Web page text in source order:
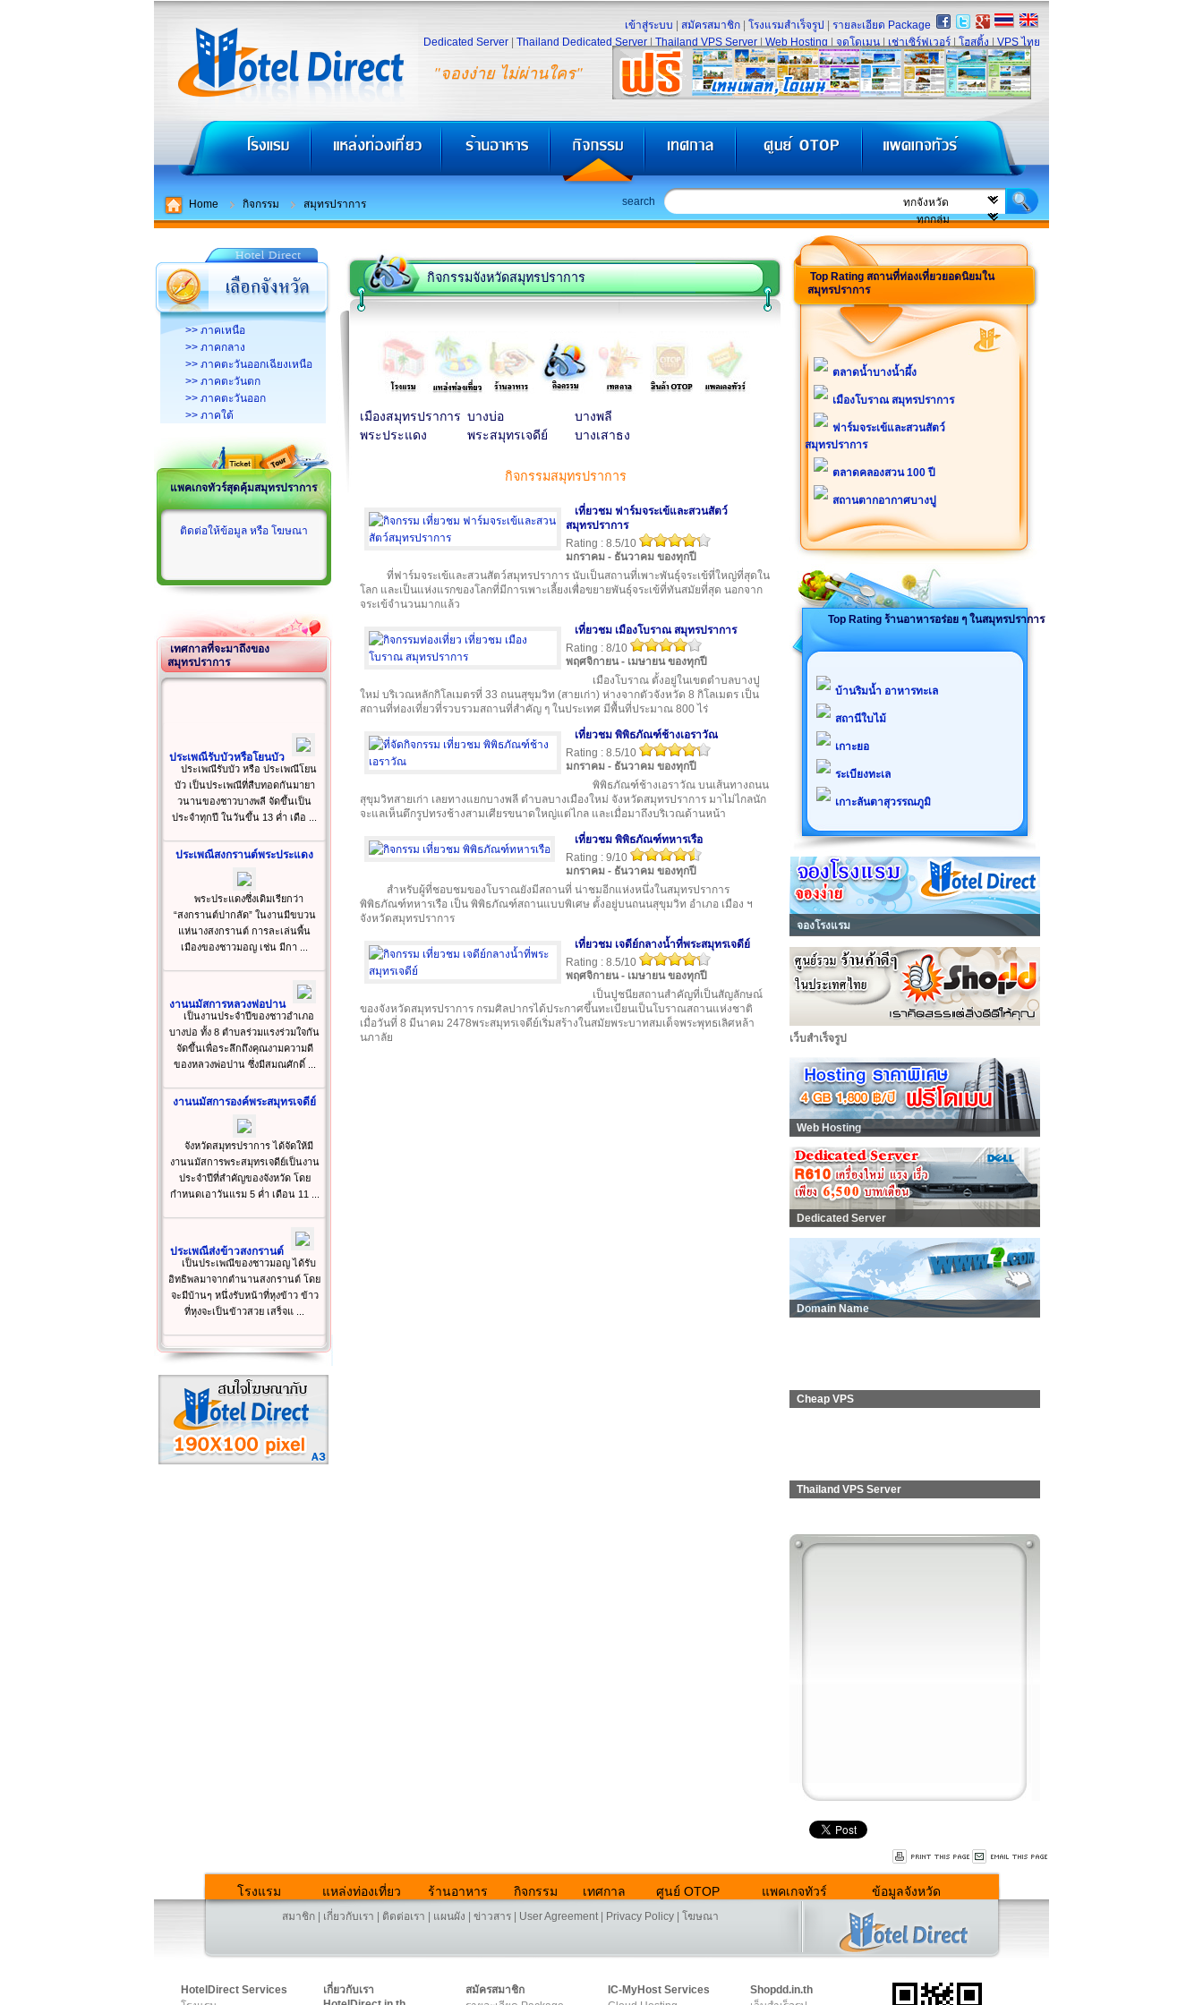
"จองง่าย ไม่ผ่านใคร"
เข้าสู่ระบบ สมัครสมาชิก โรงแรมสำเร็จรูป
รายละเอียด Package
Dedicated Server
Thailand Dedicated Server Thailand VPS Server Web Hosting จดโดเมน เช่าเซิร์ฟเวอร์ โฮสติ้ง VPS ไทย
Home กิจกรรม สมุทรปราการ search
>> ภาคเหนือ
>> ภาคกลาง
>> ภาคตะวันออกเฉียงเหนือ
>> ภาคตะวันตก
>> ภาคตะวันออก
>> ภาคใต้
แพคเกจทัวร์สุดคุ้มสมุทรปราการ
ติดต่อให้ข้อมูล หรือ โฆษณา
เทศกาลที่จะมาถึงของ
สมุทรปราการ
ประเพณีรับบัวหรือโยนบัว
ประเพณีรับบัว หรือ ประเพณีโยน
บัว เป็นประเพณีที่สืบทอดกันมายา
วนานของชาวบางพลี จัดขึ้นเป็น
ประจำทุกปี ในวันขึ้น 13 ค่ำ เดือ ...
ประเพณีสงกรานต์พระประแดง
พระประแดงซึ่งเดิมเรียกว่า
“สงกรานต์ปากลัด” ในงานมีขบวน
แห่นางสงกรานต์ การละเล่นพื้น
เมืองของชาวมอญ เช่น มีกา ...
งานนมัสการหลวงพ่อปาน
เป็นงานประจำปีของชาวอำเภอ
บางบ่อ ทั้ง 8 ตำบลร่วมแรงร่วมใจกัน
จัดขึ้นเพื่อระลึกถึงคุณงามความดี
ของหลวงพ่อปาน ซึ่งมีสมณศักดิ์ ...
งานนมัสการองค์พระสมุทรเจดีย์
จังหวัดสมุทรปราการ ได้จัดให้มี
งานนมัสการพระสมุทรเจดีย์เป็นงาน
ประจำปีที่สำคัญของจังหวัด โดย
กำหนดเอาวันแรม 5 ค่ำ เดือน 11 ...
ประเพณีส่งข้าวสงกรานต์
เป็นประเพณีของชาวมอญ ได้รับ
อิทธิพลมาจากตำนานสงกรานต์ โดย
จะมีบ้านๆ หนึ่งรับหน้าที่หุงข้าว ข้าว
ที่หุงจะเป็นข้าวสวย เสร็จแ ...
กิจกรรมจังหวัดสมุทรปราการ
เมืองสมุทรปราการ บางบ่อ
บางพลี
พระประแดง
พระสมุทรเจดีย์ บางเสาธง
กิจกรรมสมุทรปราการ
เที่ยวชม ฟาร์มจระเข้และสวนสัตว์
สมุทรปราการ
Rating : 8.5/10
มกราคม - ธันวาคม ของทุกปี
ที่ฟาร์มจระเข้และสวนสัตว์สมุทรปราการ นับเป็นสถานที่เพาะพันธุ์จระเข้ที่ใหญ่ที่สุดใน
โลก และเป็นแห่งแรกของโลกที่มีการเพาะเลี้ยงเพื่อขยายพันธุ์จระเข้ที่ทันสมัยที่สุด นอกจาก
จระเข้จำนวนมากแล้ว
เที่ยวชม เมืองโบราณ สมุทรปราการ
Rating : 8/10
พฤศจิกายน - เมษายน ของทุกปี
เมืองโบราณ ตั้งอยู่ในเขตตำบลบางปู
ใหม่ บริเวณหลักกิโลเมตรที่ 33 ถนนสุขุมวิท (สายเก่า) ห่างจากตัวจังหวัด 8 กิโลเมตร เป็น
สถานที่ท่องเที่ยวที่รวบรวมสถานที่สำคัญ ๆ ในประเทศ มีพื้นที่ประมาณ 800 ไร่
เที่ยวชม พิพิธภัณฑ์ช้างเอราวัณ
Rating : 8.5/10
มกราคม - ธันวาคม ของทุกปี
พิพิธภัณฑ์ช้างเอราวัณ บนเส้นทางถนน
สุขุมวิทสายเก่า เลยทางแยกบางพลี ตำบลบางเมืองใหม่ จังหวัดสมุทรปราการ มาไม่ไกลนัก
จะแลเห็นตึกรูปทรงช้างสามเศียรขนาดใหญ่แต่ไกล และเมื่อมาถึงบริเวณด้านหน้า
เที่ยวชม พิพิธภัณฑ์ทหารเรือ
Rating : 9/10
มกราคม - ธันวาคม ของทุกปี
สำหรับผู้ที่ชอบชมของโบราณยังมีสถานที่ น่าชมอีกแห่งหนึ่งในสมุทรปราการ
พิพิธภัณฑ์ทหารเรือ เป็น พิพิธภัณฑ์สถานแบบพิเศษ ตั้งอยู่บนถนนสุขุมวิท อำเภอ เมือง ฯ
จังหวัดสมุทรปราการ
เที่ยวชม เจดีย์กลางน้ำที่พระสมุทรเจดีย์
Rating : 8.5/10
พฤศจิกายน - เมษายน ของทุกปี
เป็นปูชนียสถานสำคัญที่เป็นสัญลักษณ์
ของจังหวัดสมุทรปราการ กรมศิลปากรได้ประกาศขึ้นทะเบียนเป็นโบราณสถานแห่งชาติ
เมื่อวันที่ 8 มีนาคม 2478พระสมุทรเจดีย์เริ่มสร้างในสมัยพระบาทสมเด็จพระพุทธเลิศหล้า
นภาลัย
Top Rating สถานที่ท่องเที่ยวยอดนิยมใน
สมุทรปราการ
ตลาดน้ำบางน้ำผึ้ง
เมืองโบราณ สมุทรปราการ
ฟาร์มจระเข้และสวนสัตว์
สมุทรปราการ
ตลาดคลองสวน 100 ปี
สถานตากอากาศบางปู
Top Rating ร้านอาหารอร่อย ๆ ในสมุทรปราการ
บ้านริมน้ำ อาหารทะเล
สถานีใบไม้
เกาะยอ
ระเบียงทะเล
เกาะลันตาสุวรรณภูมิ
จองโรงแรม
เว็บสำเร็จรูป
Web Hosting
Dedicated Server
Domain Name
Cheap VPS
Thailand VPS Server
โรงแรม แหล่งท่องเที่ยว ร้านอาหาร กิจกรรม เทศกาล ศูนย์ OTOP แพคเกจทัวร์ ข้อมูลจังหวัด
สมาชิก เกี่ยวกับเรา ติดต่อเรา แผนผัง ข่าวสาร User Agreement| Privacy Policy โฆษณา
HotelDirect Services
เกี่ยวกับเรา
สมัครสมาชิก
IC-MyHost Services
Shopdd.in.th